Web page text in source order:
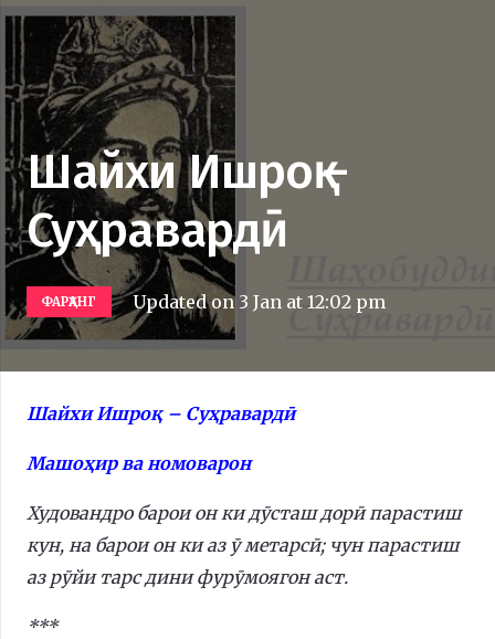
Шайхи Ишроқ –
Суҳравардӣ
ФАРҲАНГ Updated on 3 Jan at 12:02 pm
Шайхи Ишроқ – Суҳравардӣ
Машоҳир ва номоварон
Худовандро барои он ки дӯсташ дорӣ парастиш
кун, на барои он ки аз ӯ метарсӣ; чун парастиш
аз рӯйи тарс дини фурӯмоягон аст.
***